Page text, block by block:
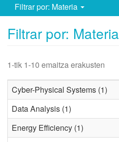
Filtrar por: Materia
Filtrar por: Materia
1-tik 1-10 emaitza erakusten
Cyber-Physical Systems (1)
Data Analysis (1)
Energy Efficiency (1)